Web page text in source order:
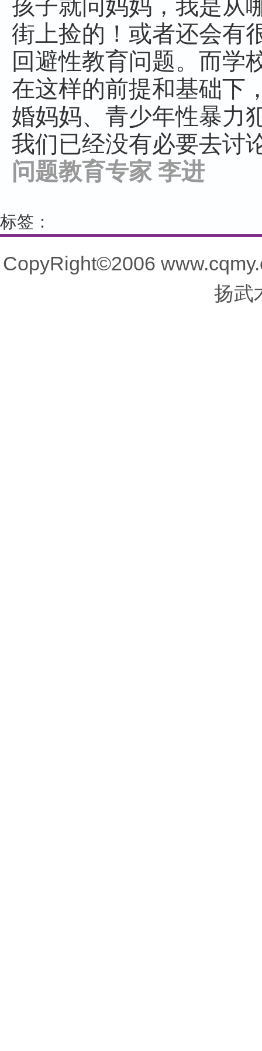
孩子就问妈妈，我是从
街上捡的！或者还会有
回避性教育问题。而学
在这样的前提和基础下
婚妈妈、青少年性暴力
我们已经没有必要去讨
问题教育专家 李进
标签：
CopyRight©2006
扬武